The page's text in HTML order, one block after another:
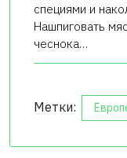
специями и
Нашпиговать
чеснока…
Метки: